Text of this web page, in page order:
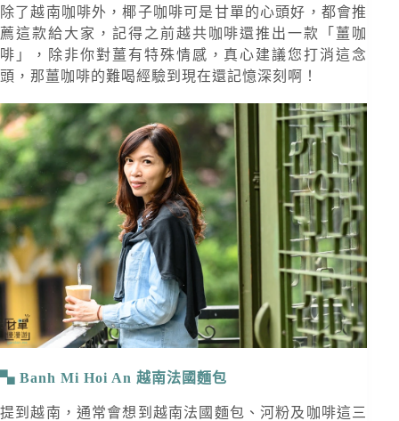
除了越南咖啡外，椰子咖啡可是甘單的心頭好，都會推
薦這款給大家，記得之前越共咖啡還推出一款「薑咖
啡」，除非你對薑有特殊情感，真心建議您打消這念
頭，那薑咖啡的難喝經驗到現在還記憶深刻啊！
Banh Mi Hoi An 越南法國麵包
提到越南，通常會想到越南法國麵包、河粉及咖啡這三